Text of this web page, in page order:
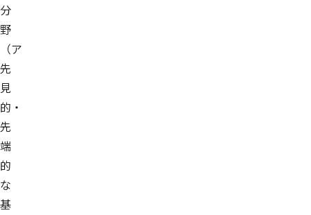
分
野
（ア
先
見
的・
先
端
的
な
基